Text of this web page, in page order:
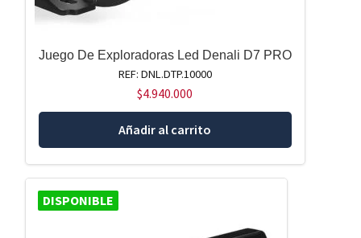
Juego De Exploradoras Led Denali D7 PRO
REF: DNL.DTP.10000
$4.940.000
Añadir al carrito
DISPONIBLE